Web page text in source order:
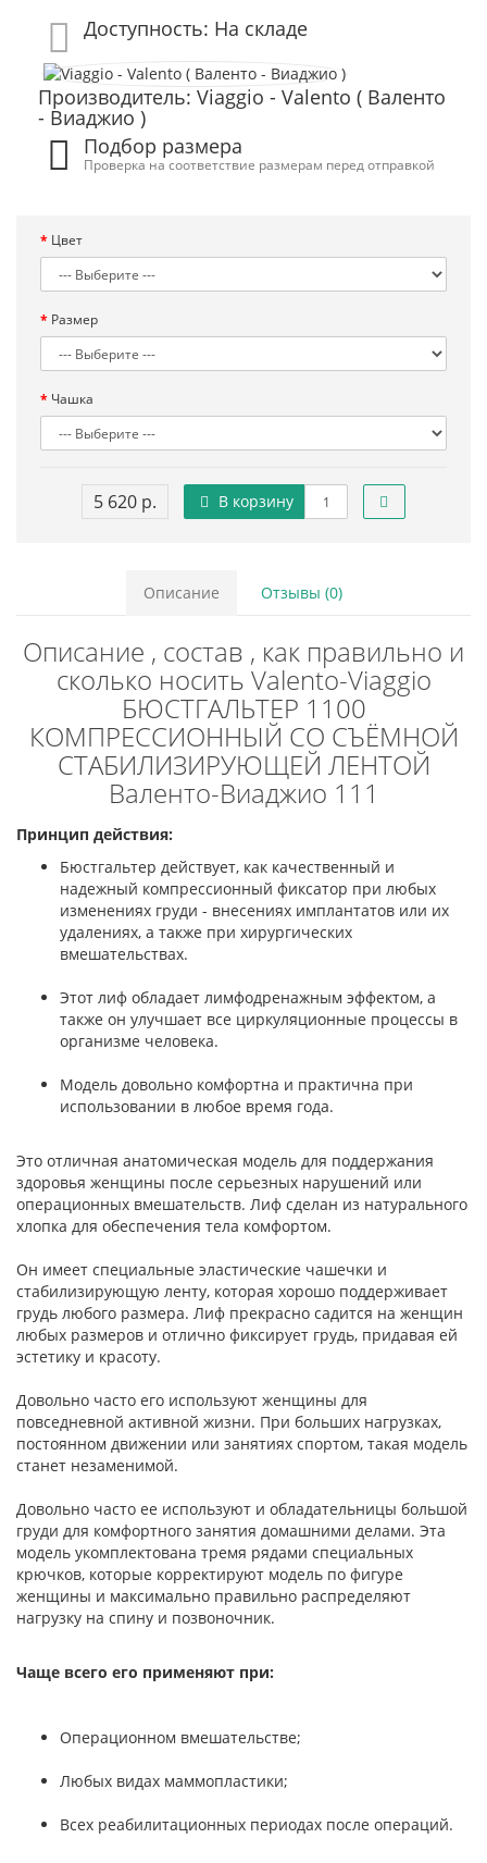
Доступность: На складе
Производитель: Viaggio - Valento ( Валенто
- Виаджио )
Подбор размера
Проверка на соответствие размерам перед отправкой
Цвет
Размер
Чашка
5 620 р. В корзину
Описание Отзывы (0)
Описание , состав , как правильно и
сколько носить Valento-Viaggio
БЮСТГАЛЬТЕР 1100
КОМПРЕССИОННЫЙ СО СЪЁМНОЙ
СТАБИЛИЗИРУЮЩЕЙ ЛЕНТОЙ
Валенто-Виаджио 111
Принцип действия:
Бюстгальтер действует, как качественный и
надежный компрессионный фиксатор при любых
изменениях груди - внесениях имплантатов или их
удалениях, а также при хирургических
вмешательствах.
Этот лиф обладает лимфодренажным эффектом, а
также он улучшает все циркуляционные процессы в
организме человека.
Модель довольно комфортна и практична при
использовании в любое время года.
Это отличная анатомическая модель для поддержания
здоровья женщины после серьезных нарушений или
операционных вмешательств. Лиф сделан из натурального
хлопка для обеспечения тела комфортом.
Он имеет специальные эластические чашечки и
стабилизирующую ленту, которая хорошо поддерживает
грудь любого размера. Лиф прекрасно садится на женщин
любых размеров и отлично фиксирует грудь, придавая ей
эстетику и красоту.
Довольно часто его используют женщины для
повседневной активной жизни. При больших нагрузках,
постоянном движении или занятиях спортом, такая модель
станет незаменимой.
Довольно часто ее используют и обладательницы большой
груди для комфортного занятия домашними делами. Эта
модель укомплектована тремя рядами специальных
крючков, которые корректируют модель по фигуре
женщины и максимально правильно распределяют
нагрузку на спину и позвоночник.
Чаще всего его применяют при:
Операционном вмешательстве;
Любых видах маммопластики;
Всех реабилитационных периодах после операций.